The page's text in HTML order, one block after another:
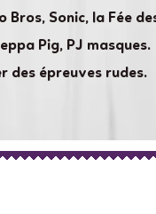
Sonic, la Fée
Pig, PJ masques.
des épreuves rudes.